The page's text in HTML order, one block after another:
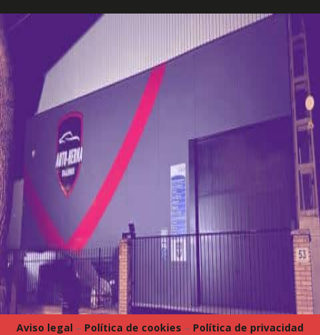
Aviso legal – Política de cookies – Política de privacidad